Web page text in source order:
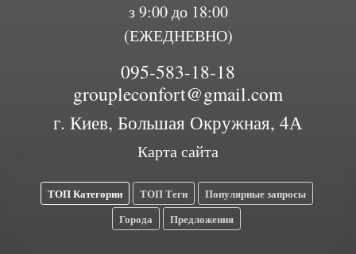
з 9:00 до 18:00
(ЕЖЕДНЕВНО)
095-583-18-18
groupleconfort@gmail.com
г. Киев, Большая Окружная, 4А
Карта сайта
ТОП Категории ТОП Теги
Популярные запросы
Города
Предложения